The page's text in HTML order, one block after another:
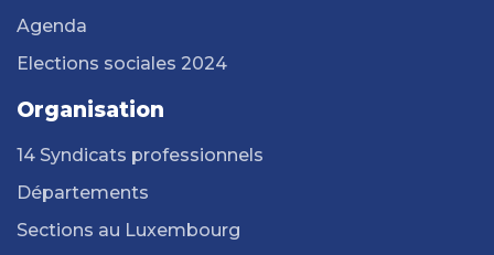
Agenda
Elections sociales 2024
Organisation
14 Syndicats professionnels
Départements
Sections au Luxembourg